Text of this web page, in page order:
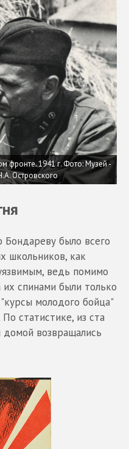
фронте. 1941 г. Фото: Музей -
Островского
было всего
школьников, как
ведь помимо
спинами были только
молодого бойца"
статистике, из ста
возвращались